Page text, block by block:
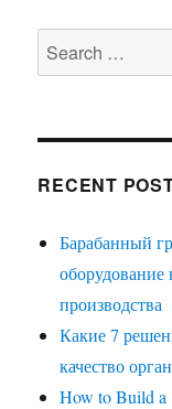
Search
for:
RECENT
Барабанный
оборудование
производства
Какие 7
качество
How to Build a